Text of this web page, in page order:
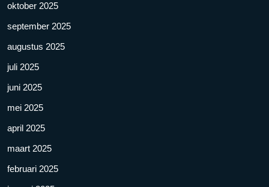
oktober 2025
september 2025
augustus 2025
juli 2025
juni 2025
mei 2025
april 2025
maart 2025
februari 2025